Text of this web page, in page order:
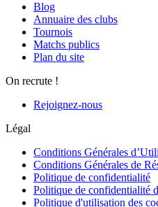
Blog
Annuaire des clubs
Tournois
Matchs publics
Plan du site
On recrute !
Rejoignez-nous
Légal
Conditions Générales
Conditions Générales de
Politique de confidentialité
Politique de confidentialité
Politique d'utilisation des